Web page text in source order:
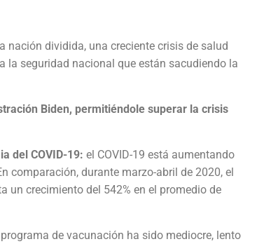
nación dividida, una creciente crisis de salud
la seguridad nacional que están sacudiendo la
Biden, permitiéndole superar la crisis
del COVID-19: el COVID-19 está aumentando
comparación, durante marzo-abril de 2020, el
un crecimiento del 542% en el promedio de
de vacunación ha sido mediocre, lento